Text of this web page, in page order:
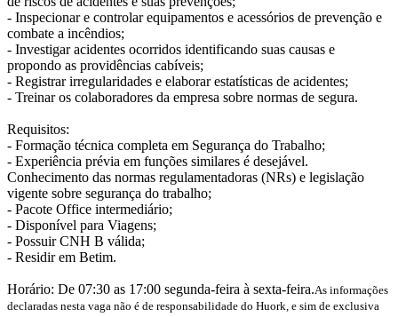
- Inspecionar e controlar equipamentos e acessórios de prevenção e
combate a incêndios;
- Investigar acidentes ocorridos identificando suas causas e
propondo as providências cabíveis;
- Registrar irregularidades e elaborar estatísticas de acidentes;
- Treinar os colaboradores da empresa sobre normas de segura.
Requisitos:
- Formação técnica completa em Segurança do Trabalho;
- Experiência prévia em funções similares é desejável.
Conhecimento das normas regulamentadoras (NRs) e legislação
vigente sobre segurança do trabalho;
- Pacote Office intermediário;
- Disponível para Viagens;
- Possuir CNH B válida;
- Residir em Betim.
Horário: De 07:30 as 17:00 segunda-feira à sexta-feira.As informações
declaradas nesta vaga não é de responsabilidade do Huork, e sim de exclusiva